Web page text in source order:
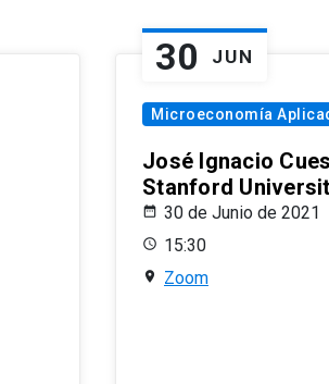
30 JUN
Microeconomía
José Ignacio
Stanford
30 de Junio de 2021
15:30
Zoom